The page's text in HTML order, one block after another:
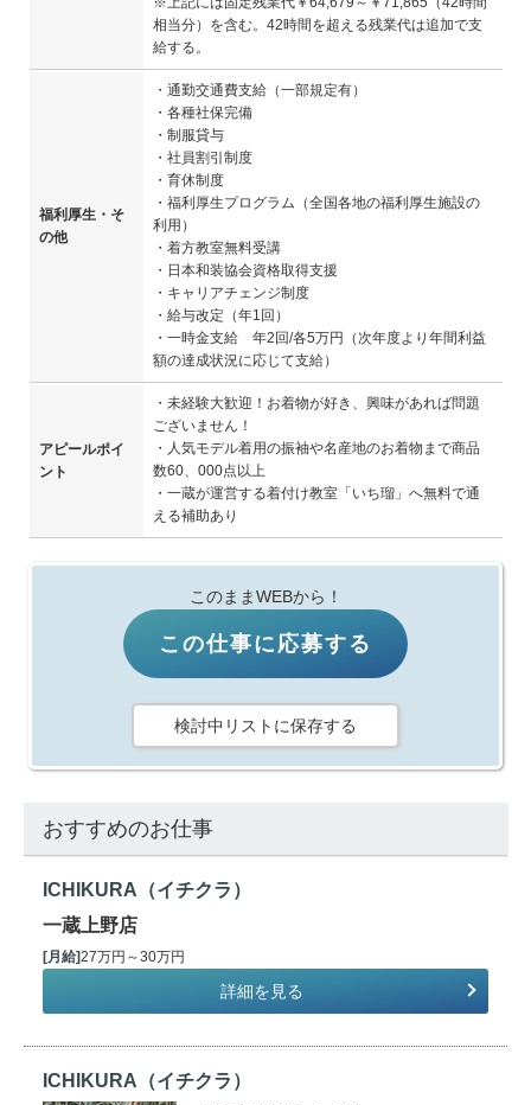
相当分）を含む。42時間を超える残業代は追加で支
給する。
福利厚生・そ
の他
・通勤交通費支給（一部規定有）
・各種社保完備
・制服貸与
・社員割引制度
・育休制度
・福利厚生プログラム（全国各地の福利厚生施設の
利用）
・着方教室無料受講
・日本和装協会資格取得支援
・キャリアチェンジ制度
・給与改定（年1回）
・一時金支給 年2回/各5万円（次年度より年間利益
額の達成状況に応じて支給）
アピールポイ
ント
・未経験大歓迎！お着物が好き、興味があれば問題
ございません！
・人気モデル着用の振袖や名産地のお着物まで商品
数60、000点以上
・一蔵が運営する着付け教室「いち瑠」へ無料で通
える補助あり
このままWEBから！
この仕事に応募する
検討中リストに保存する
おすすめのお仕事
ICHIKURA（イチクラ）
一蔵上野店
[月給]27万円～30万円
詳細を見る
ICHIKURA（イチクラ）